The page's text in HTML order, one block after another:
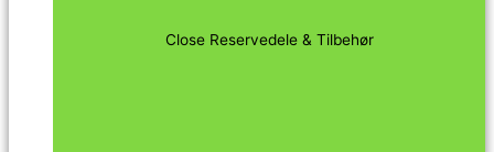
Close Reservedele & Tilbehør